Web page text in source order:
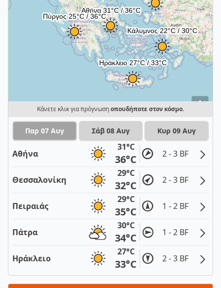
i
Κάνετε κλικ για πρόγνωσηοπουδήποτε στον κόσμο.
Παρ 07 Αυγ Σάβ 08 Αυγ Κυρ 09 Αυγ
Αθήνα
31°C
36°C 2 - 3 BF
Θεσσαλονίκη
29°C
32°C 2 - 3 BF
Πειραιάς
29°C
35°C 1 - 2 BF
Πάτρα
30°C
34°C 1 - 2 BF
Ηράκλειο
27°C
33°C 2 - 3 BF